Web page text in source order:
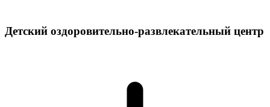
Детский оздоровительно-развлекательный центр